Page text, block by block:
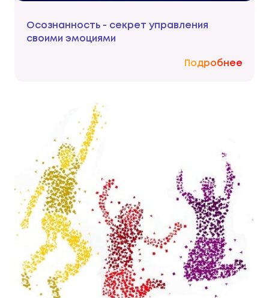
Осознанность - секрет управления
своими эмоциями
Подробнее